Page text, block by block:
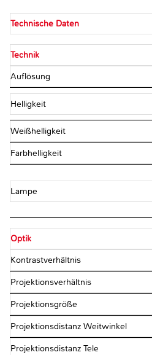
Technische Daten
Technik
Auflösung
Helligkeit
Weißhelligkeit
Farbhelligkeit
Lampe
Optik
Kontrastverhältnis
Projektionsverhältnis
Projektionsgröße
Projektionsdistanz Weitwinkel
Projektionsdistanz Tele